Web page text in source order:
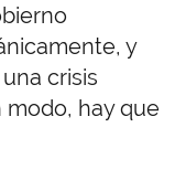
y
crisis
modo, hay que